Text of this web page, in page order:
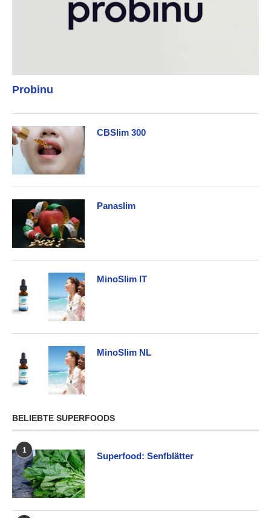
Probinu
CBSlim 300
Panaslim
MinoSlim IT
MinoSlim NL
BELIEBTE SUPERFOODS
1
Superfood: Senfblätter